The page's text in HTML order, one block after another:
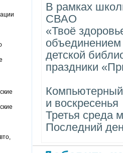
В рамках
СВАО
«Твоё
детской
праздники
и воскресенья
Третья среда
Последний